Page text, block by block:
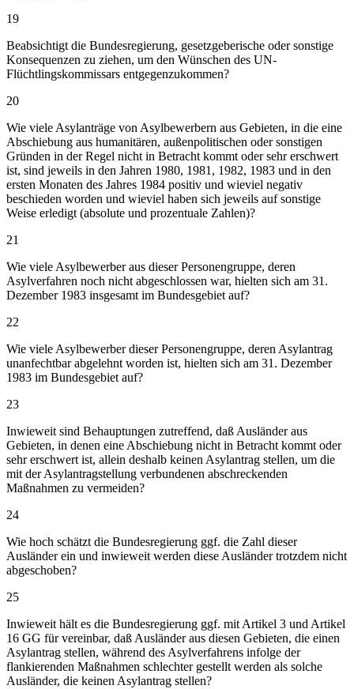
19
Beabsichtigt die Bundesregierung, gesetzgeberische oder sonstige
Konsequenzen zu ziehen, um den Wünschen des UN-
Flüchtlingskommissars entgegenzukommen?
20
Wie viele Asylanträge von Asylbewerbern aus Gebieten, in die eine
Abschiebung aus humanitären, außenpolitischen oder sonstigen
Gründen in der Regel nicht in Betracht kommt oder sehr erschwert
ist, sind jeweils in den Jahren 1980, 1981, 1982, 1983 und in den
ersten Monaten des Jahres 1984 positiv und wieviel negativ
beschieden worden und wieviel haben sich jeweils auf sonstige
Weise erledigt (absolute und prozentuale Zahlen)?
21
Wie viele Asylbewerber aus dieser Personengruppe, deren
Asylverfahren noch nicht abgeschlossen war, hielten sich am 31.
Dezember 1983 insgesamt im Bundesgebiet auf?
22
Wie viele Asylbewerber dieser Personengruppe, deren Asylantrag
unanfechtbar abgelehnt worden ist, hielten sich am 31. Dezember
1983 im Bundesgebiet auf?
23
Inwieweit sind Behauptungen zutreffend, daß Ausländer aus
Gebieten, in denen eine Abschiebung nicht in Betracht kommt oder
sehr erschwert ist, allein deshalb keinen Asylantrag stellen, um die
mit der Asylantragstellung verbundenen abschreckenden
Maßnahmen zu vermeiden?
24
Wie hoch schätzt die Bundesregierung ggf. die Zahl dieser
Ausländer ein und inwieweit werden diese Ausländer trotzdem nicht
abgeschoben?
25
Inwieweit hält es die Bundesregierung ggf. mit Artikel 3 und Artikel
16 GG für vereinbar, daß Ausländer aus diesen Gebieten, die einen
Asylantrag stellen, während des Asylverfahrens infolge der
flankierenden Maßnahmen schlechter gestellt werden als solche
Ausländer, die keinen Asylantrag stellen?